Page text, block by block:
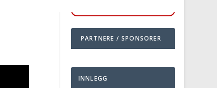
PARTNERE / SPONSORER
INNLEGG